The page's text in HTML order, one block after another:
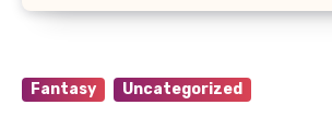
Fantasy Uncategorized